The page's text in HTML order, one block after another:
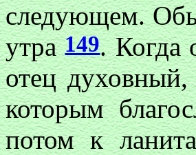
следующем.
утра149. Когда
отец
которым
потом к